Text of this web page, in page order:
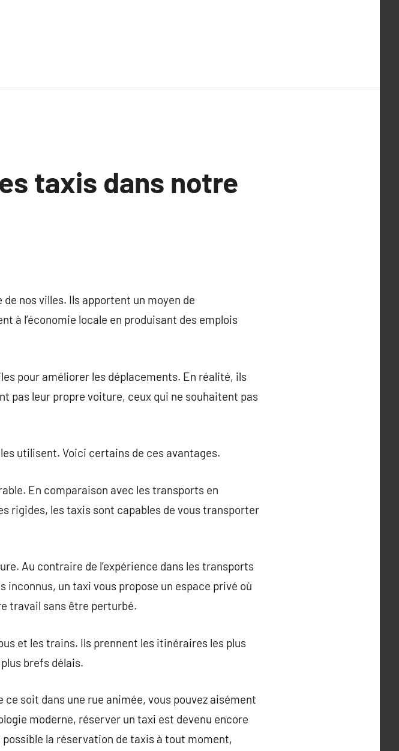
taxis dans notre
nos villes. Ils apportent un moyen de
à l’économie locale en produisant des emplois
pour améliorer les déplacements. En réalité, ils
pas leur propre voiture, ceux qui ne souhaitent pas
utilisent. Voici certains de ces avantages.
En comparaison avec les transports en
rigides, les taxis sont capables de vous transporter
Au contraire de l’expérience dans les transports
inconnus, un taxi vous propose un espace privé où
travail sans être perturbé.
et les trains. Ils prennent les itinéraires les plus
brefs délais.
soit dans une rue animée, vous pouvez aisément
moderne, réserver un taxi est devenu encore
la réservation de taxis à tout moment,